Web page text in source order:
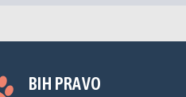
BIH PRAVO